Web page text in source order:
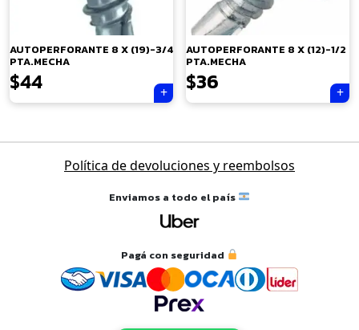
AUTOPERFORANTE 8 X (19)-3/4
PTA.MECHA
$44
AUTOPERFORANTE 8 X (12)-1/2
PTA.MECHA
$36
NavegaciónPolítica de devoluciones y reembolsos
Enviamos a todo el país
Pagá con seguridad
Tu carrito está vacío.
Agregá un producto y aparecerá acá
automáticamente.